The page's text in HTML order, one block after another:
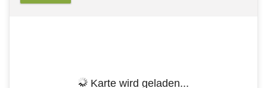
Karte wird geladen...